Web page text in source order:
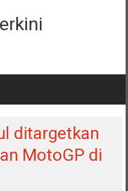
ditargetkan
MotoGP di